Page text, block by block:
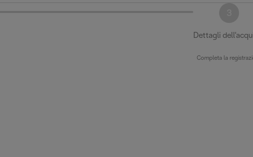
Dettagli
Completa la